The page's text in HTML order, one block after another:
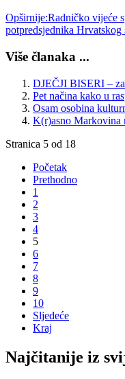
Opširnije:Radničko vijeće
potpredsjednika Hrvatskog
Više članaka ...
DJEČJI BISERI –
Pet načina kako u
Osam osobina
K(r)asno Markovina
Stranica 5 od 18
Početak
Prethodno
1
2
3
4
5
6
7
8
9
10
Sljedeće
Kraj
Najčitanije iz